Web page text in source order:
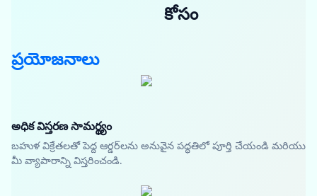
కోసం
ప్రయోజనాలు
అధిక విస్తరణ సామర్థ్యం
బహుళ విక్రేతలతో పెద్ద ఆర్డర్‌లను అనువైన పద్ధతిలో పూర్తి చేయండి మరియు
మీ వ్యాపారాన్ని విస్తరించండి.